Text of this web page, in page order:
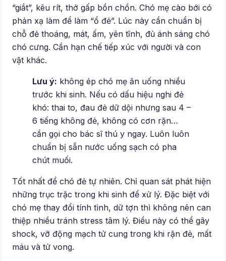
“giắt”, kêu rít, thở gấp bồn chồn. Chó mẹ cào bới có
phản xạ làm để làm “ổ đẻ”. Lúc này cần chuẩn bị
chỗ đẻ thoáng, mát, ấm, yên tĩnh, đủ ánh sáng chó
chó cưng. Cần hạn chế tiếp xúc với người và con
vật khác.
Lưu ý: không ép chó mẹ ăn uống nhiều
trước khi sinh. Nếu có dấu hiệu nghi đẻ
khó: thai to, đau đẻ dữ dội nhưng sau 4 –
6 tiếng không đẻ, không có cơn rặn…
cần gọi cho bác sĩ thú y ngay. Luôn luôn
chuẩn bị sẵn nước uống sạch có pha
chút muối.
Tốt nhất để chó đẻ tự nhiên. Chỉ quan sát phát hiện
những trục trặc trong khi sinh để xử lý. Đặc biệt với
chó mẹ thay đổi tính tình, dữ tợn thì không nên can
thiệp nhiều tránh stress tâm lý. Điều này có thể gây
shock, vỡ động mạch tử cung trong khi rặn đẻ, mất
máu và tử vong.